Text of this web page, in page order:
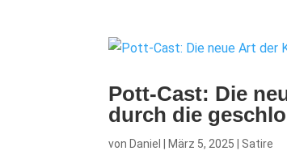
Pott-Cast: Die
durch die
von Daniel März 5, 2025 Satire